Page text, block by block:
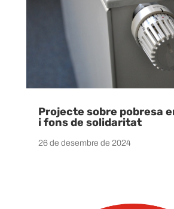
Projecte sobre pobresa
i fons de solidaritat
26 de desembre de 2024